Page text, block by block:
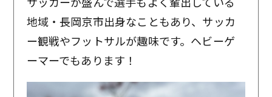
地域・長岡京市出身なこともあり、サッカ
ー観戦やフットサルが趣味です。ヘビーゲ
ーマーでもあります！